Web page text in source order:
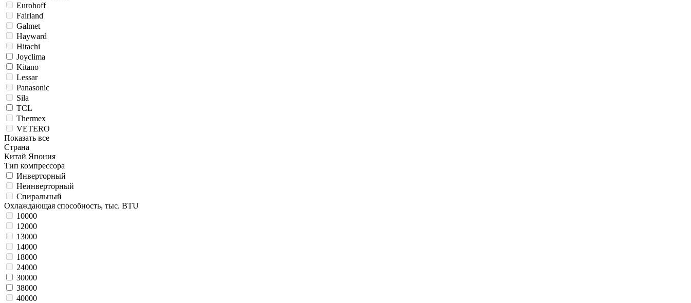
Eurohoff
Fairland
Galmet
Hayward
Hitachi
Joyclima
Kitano
Lessar
Panasonic
Sila
TCL
Thermex
VETERO
Показать все
Страна
Китай Япония
Тип компрессора
Инверторный
Неинверторный
Спиральный
Охлаждающая способность, тыс. BTU
10000
12000
13000
14000
18000
24000
30000
38000
40000